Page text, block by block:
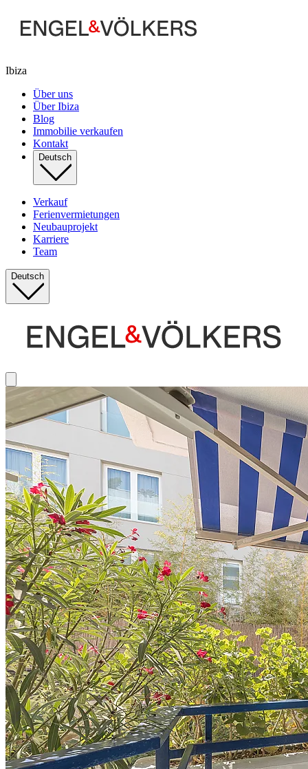
Ibiza
Über uns
Über Ibiza
Blog
Immobilie verkaufen
Kontakt
Deutsch
Verkauf
Ferienvermietungen
Neubauprojekt
Karriere
Team
Deutsch